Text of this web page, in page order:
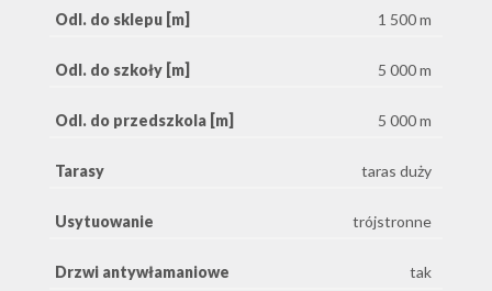
Odl. do sklepu [m] 1 500 m
Odl. do szkoły [m] 5 000 m
Odl. do przedszkola [m] 5 000 m
Tarasy taras duży
Usytuowanie trójstronne
Drzwi antywłamaniowe tak